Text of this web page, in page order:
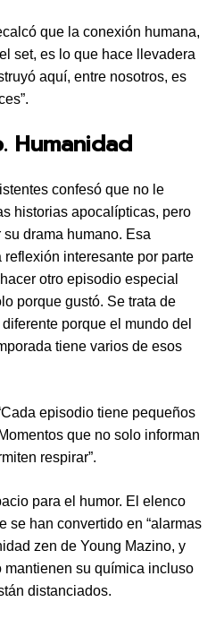
que la conexión humana,
set, es lo que hace llevadera
aquí, entre nosotros, es
Humanidad
confesó que no le
historias apocalípticas, pero
su drama humano. Esa
interesante por parte
otro episodio especial
porque gustó. Se trata de
porque el mundo del
tiene varios de esos
episodio tiene pequeños
que no solo informan
respirar”.
para el humor. El elenco
se han convertido en “alarmas
zen de Young Mazino, y
su química incluso
distanciados.